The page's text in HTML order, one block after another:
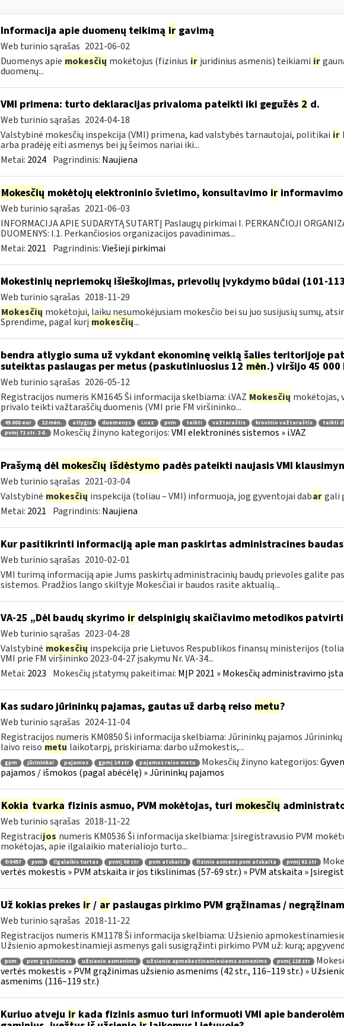
Informacija apie duomenų teikimą irgavimą
Web turinio sąrašas 2021-06-02
Duomenys apie mokesčių mokėtojus (fizinius ir juridinius asmenis) teikiami ir
duomenų...
VMI primena: turto deklaracijas privaloma pateikti iki gegužės 2 d.
Web turinio sąrašas 2024-04-18
Valstybinė mokesčių inspekcija (VMI) primena, kad valstybės tarnautojai, politikai ir
arba pradėję eiti asmenys bei jų šeimos nariai iki...
Metai: 2024 Pagrindinis: Naujiena
Mokesčių mokėtojų elektroninio švietimo, konsultavimo irinformavimo
Web turinio sąrašas 2021-06-03
INFORMACIJA APIE SUDARYTĄ SUTARTĮ Paslaugų pirkimai I. PERKANČIOJI
DUOMENYS: I.1. Perkančiosios organizacijos pavadinimas...
Metai: 2021 Pagrindinis:Viešieji pirkimai
Mokestinių nepriemokų išieškojimas, prievolių įvykdymo būdai (101-
Web turinio sąrašas 2018-11-29
Mokesčių mokėtojui, laiku nesumokėjusiam mokesčio bei su juo susijusių sumų,
Sprendime, pagal kurį mokesčių...
bendra atlygio suma už vykdant ekonominę veiklą šalies teritorijoje
suteiktas paslaugas per metus (paskutiniuosius 12 mėn.) viršijo 45 000
Web turinio sąrašas 2026-05-12
Registracijos numeris KM1645 Ši informacija skelbiama: i.VAZ Mokesčių mokėtojas,
privalo teikti važtaraščių duomenis (VMI prie FM viršininko...
45 000 eur 12 mėn. atlygis duomenys i.vaz pvm teikti važtaraštis krovinio važtaraštis teikti
pvmį 71 str. 2 d.
Mokesčių žinyno kategorijos:VMI elektroninės sistemos » i.VAZ
Prašymą dėl mokesčių išdėstymo padės pateikti naujasis VMI
Web turinio sąrašas 2021-03-04
Valstybinė mokesčių inspekcija (toliau – VMI) informuoja, jog gyventojai dabar gali
Metai: 2021 Pagrindinis: Naujiena
Kur pasitikrinti informaciją apie man paskirtas administracines
Web turinio sąrašas 2010-02-01
VMI turimą informaciją apie Jums paskirtų administracinių baudų prievoles galite
sistemos. Pradžios lango skiltyje Mokesčiai ir baudos rasite aktualią...
VA-25 „Dėl baudų skyrimo irdelspinigių skaičiavimo metodikos
Web turinio sąrašas 2023-04-28
Valstybinė mokesčių inspekcija prie Lietuvos Respublikos finansų ministerijos
VMI prie FM viršininko 2023-04-27 įsakymu Nr. VA-34...
Metai: 2023 Mokesčių įstatymų pakeitimai: MĮP 2021 » Mokesčių administravimo
Kas sudaro jūrininkų pajamas, gautas už darbą reiso metu?
Web turinio sąrašas 2024-11-04
Registracijos numeris KM0850 Ši informacija skelbiama: Jūrininkų pajamos
laivo reiso metu laikotarpį, priskiriama: darbo užmokestis,...
gpm jūrininkai pajamos gpmį 14 str pajamos reiso metu Mokesčių žinyno kategorijos:
pajamos / išmokos (pagal abėcėlę) » Jūrininkų pajamos
Kokia tvarka fizinis asmuo, PVM mokėtojas, turi mokesčių
Web turinio sąrašas 2018-11-22
Registracijos numeris KM0536 Ši informacija skelbiama: Įsiregistravusio PVM
mokėtojas, apie ilgalaikio materialiojo turto...
fr0457 pvm ilgalaikis turtas pvmį 58 str pvm atskaita fizinio asmens pvm atskaita pvmį 61 str
vertės mokestis » PVM atskaita ir jos tikslinimas (57-69 str.) » PVM atskaita »
Už kokias prekes ir/ arpaslaugas pirkimo PVM grąžinamas /
Web turinio sąrašas 2018-11-22
Registracijos numeris KM1178 Ši informacija skelbiama: Užsienio
Užsienio apmokestinamieji asmenys gali susigrąžinti pirkimo PVM už: kurą;
pvm pvm grąžinimas užsienio asmenims užsienio apmokestinamiesiems asmenims pvmį 118 str
vertės mokestis » PVM grąžinimas užsienio asmenims (42 str., 116–119 str.) »
asmenims (116–119 str.)
Kuriuo atveju irkada fizinis asmuo turi informuoti VMI apie